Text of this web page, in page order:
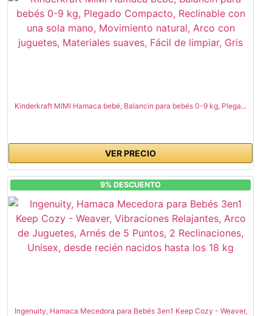
Kinderkraft MIMI Hamaca bebé, Balancin para bebés 0-9 kg, Plega...
VER PRECIO
9% DESCUENTO
Ingenuity, Hamaca Mecedora para Bebés 3en1 Keep Cozy - Weaver,